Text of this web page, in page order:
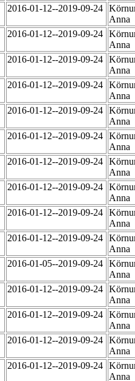
2016-01-12--2019-09-24
Anna
2016-01-12--2019-09-24
Anna
2016-01-12--2019-09-24
Anna
2016-01-12--2019-09-24
Anna
2016-01-12--2019-09-24
Anna
2016-01-12--2019-09-24
Anna
2016-01-12--2019-09-24
Anna
2016-01-12--2019-09-24
Anna
2016-01-12--2019-09-24
Anna
2016-01-12--2019-09-24
Anna
2016-01-05--2019-09-24
Anna
2016-01-12--2019-09-24
Anna
2016-01-12--2019-09-24
Anna
2016-01-12--2019-09-24
Anna
2016-01-12--2019-09-24
Anna